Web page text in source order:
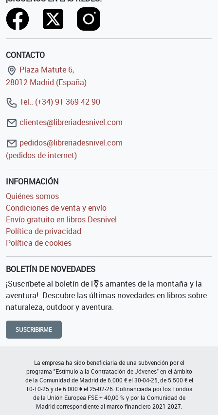
CONTACTO
Plaza Matute 6,
28012 Madrid (España)
Tel.: (+34) 91 369 42 90
clientes@libreriadesnivel.com
pedidos@libreriadesnivel.com
(pedidos de internet)
INFORMACIÓN
Quiénes somos
Condiciones de venta y envío
Envío gratuito en libros Desnivel
Política de privacidad
Política de cookies
BOLETÍN DE NOVEDADES
¡Suscríbete al boletín de l⚧s amantes de la montaña y la
aventura!. Descubre las últimas novedades en libros sobre
naturaleza, outdoor y aventura.
SUSCRIBIRME
La empresa ha sido beneficiaria de una subvención por el
programa "Estímulo a la Contratación de Jóvenes" en el ámbito
de la Comunidad de Madrid de 6.000 € el 30-04-25, de 5.500 € el
10-10-25 y de 6.000 € el 25-02-26. Cofinanciada por los Fondos
de la Unión Europea FSE + 40,00 % y por la Comunidad de
Madrid correspondiente al marco financiero 2021-2027.